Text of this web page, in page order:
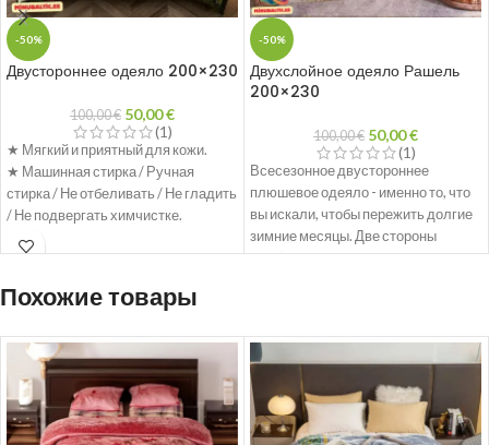
-50%
Двустороннее одеяло 200×230
100,00€ 50,00€
(1)
★ Мягкий и приятный для кожи.
★ Машинная стирка / Ручная
стирка / Не отбеливать / Не гладить
/ Не подвергать химчистке.
★ Размеры: 200x230 см
★ Вес: 3,5 кг
-50%
Двухслойное одеяло Рашель
200×230
100,00€ 50,00€
(1)
Всесезонное двустороннее
плюшевое одеяло - именно то, что
вы искали, чтобы пережить долгие
зимние месяцы. Две стороны
уютной мягкой ткани обеспечивают
Похожие товары